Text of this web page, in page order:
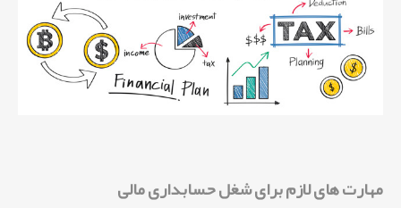
مهارت های لازم برای شغل حسابداری مالی